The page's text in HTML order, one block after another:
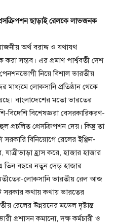
ছাড়াই রেলকে লাভজনক
অর্থ বরাদ্দ ও যথাযথ
সম্ভব। এর প্রমাণ পার্শ্ববর্তী দেশ
নিয়ে বিশাল ভারতীয়
মাধ্যমে লোকসানি প্রতিষ্ঠান থেকে
বাংলাদেশের মতো ভারতের
বিদেশি বিশেষজ্ঞরা বেসরকারিকরণ-
প্রচলিত প্রেসক্রিপশন দেয়। কিন্তু তা
বিনিয়োগে রেলের ইঞ্জিন-
হ্রাস করে, হাজার হাজার
তিন বছরে নতুন দেড় হাজার
অতীতের-লোকসানি ভারতীয় রেল আজ
সরকার কথায় কথায় ভারতের
রেলের উন্নয়নের মডেল দৃষ্টান্ত
প্রশাসন কমানো, দক্ষ কর্মচারী ও